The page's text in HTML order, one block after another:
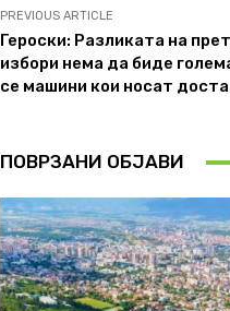
PREVIOUS ARTICLE
Героски: Разликата на
избори нема да биде
се машини кои носат доста
ПОВРЗАНИ ОБЈАВИ